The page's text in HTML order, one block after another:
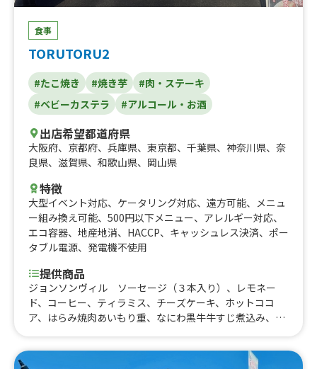
食事
TORUTORU2
#たこ焼き #焼き芋
#肉・ステーキ
#ベビーカステラ
#アルコール・お酒
出店希望都道府県
大阪府、 京都府、 兵庫県、 東京都、 千葉県、 神奈川県、 奈
良県、 滋賀県、 和歌山県、 岡山県
特徴
大型イベント対応、 ケータリング対応、 遠方可能、
メニュ
ー組み換え可能、 500円以下メニュー、 アレルギー対応、
エコ容器、 地産地消、 HACCP、 キャッシュレス決済、 ポー
タブル電源、 発電機不使用
提供商品
ジョンソンヴィル ソーセージ（３本入り）、レモネー
ド、コーヒー、ティラミス、チーズケーキ、ホットココ
ア、はらみ焼肉あいもり重、なにわ黒牛牛すじ煮込み、河
串、大阪梅ポーク肉巻きおにぎり、ハラミ重(ランチ)90